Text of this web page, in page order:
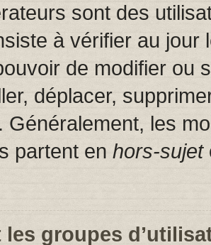
sont des
à vérifier au jour
de modifier ou
déplacer,
Généralement, les
partent en hors-sujet
les groupes